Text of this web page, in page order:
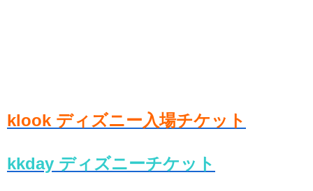
klook ディズニー入場チケット
kkday ディズニーチケット